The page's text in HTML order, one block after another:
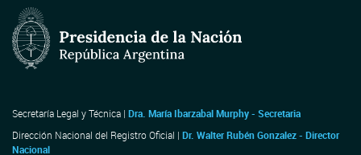
Secretaría Legal y Técnica | Dra. María Ibarzabal Murphy - Secretaria
Dirección Nacional del Registro Oficial | Dr. Walter Rubén Gonzalez - Director
Nacional